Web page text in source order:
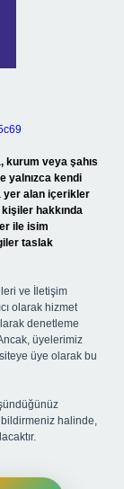
kurum veya şahıs
yalnızca kendi
yer alan içerikler
hakkında
ile isim
taslak
ve İletişim
olarak hizmet
denetleme
üyelerimiz
üye olarak bu
halinde,